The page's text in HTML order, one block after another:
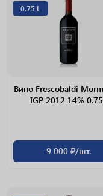
0.75 L
Вино Frescobaldi
IGP 2012 14%
9 000 ₽/шт.